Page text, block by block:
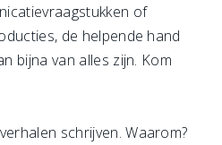
of
de helpende hand
bijna van alles zijn. Kom
schrijven. Waarom?